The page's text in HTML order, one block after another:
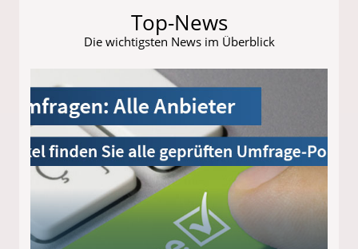
Top-News
Die wichtigsten News im Überblick